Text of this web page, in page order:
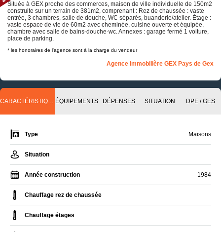
Située à GEX proche des commerces, maison de ville individuelle de 150m2
construite sur un terrain de 381m2, comprenant : Rez de chaussée : vaste
entrée, 3 chambres, salle de douche, WC séparés, buanderie/atelier. Étage :
vaste espace de vie de 60m2 avec cheminée, cuisine ouverte et équipée,
chambre avec salle de bains-douche-wc. Annexes : garage fermé 1 voiture,
place de parking.
* les honoraires de l'agence sont à la charge du vendeur
Agence immobilière GEX Pays de Gex
CARACTÉRISTIQUES ÉQUIPEMENTS DÉPENSES SITUATION DPE / GES
Type Maisons
Situation
Année construction 1984
Chauffage rez de chaussée
Chauffage étages